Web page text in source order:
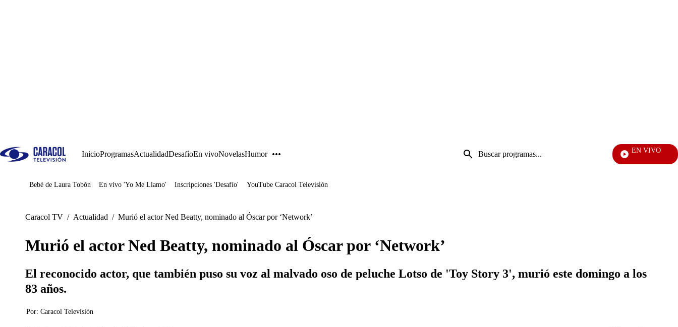
InicioProgramasActualidadDesafíoEn vivoNovelasHumor
Entrada
de
EN VIVO
Televentas
Juegos
Bebé de Laura Tobón En vivo 'Yo Me Llamo' Inscripciones 'Desafío' YouTube Caracol Televisión
Caracol TV / Actualidad / Murió el actor Ned Beatty, nominado al Óscar por ‘Network’
Murió el actor Ned Beatty, nominado al Óscar por ‘Network’
El reconocido actor, que también puso su voz al malvado oso de peluche Lotso de 'Toy Story 3', murió este domingo a los
83 años.
Por: Caracol Televisión